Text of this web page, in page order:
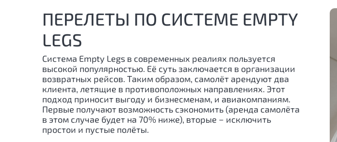
ПЕРЕЛЕТЫ ПО СИСТЕМЕ EMPTY
LEGS
Система Empty Legs в современных реалиях пользуется
высокой популярностью. Её суть заключается в организации
возвратных рейсов. Таким образом, самолёт арендуют два
клиента, летящие в противоположных направлениях. Этот
подход приносит выгоду и бизнесменам, и авиакомпаниям.
Первые получают возможность сэкономить (аренда самолёта
в этом случае будет на 70% ниже), вторые − исключить
простои и пустые полёты.